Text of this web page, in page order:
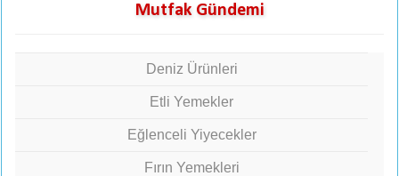
Mutfak Gündemi
Deniz Ürünleri
Etli Yemekler
Eğlenceli Yiyecekler
Fırın Yemekleri